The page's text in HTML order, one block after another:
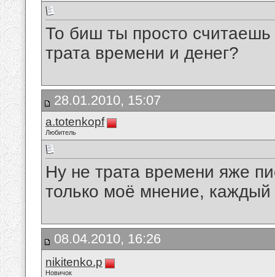
То биш ты просто считаешь
трата времени и денег?
28.01.2010, 15:07
a.totenkopf
Любитель
Ну не трата времени яже
только моё мнение,
08.04.2010, 16:26
nikitenko.p
Новичок